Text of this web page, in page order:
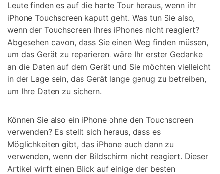
Leute finden es auf die harte Tour heraus, wenn ihr
iPhone Touchscreen kaputt geht. Was tun Sie also,
wenn der Touchscreen Ihres iPhones nicht reagiert?
Abgesehen davon, dass Sie einen Weg finden müssen,
um das Gerät zu reparieren, wäre Ihr erster Gedanke
an die Daten auf dem Gerät und Sie möchten vielleicht
in der Lage sein, das Gerät lange genug zu betreiben,
um Ihre Daten zu sichern.
Können Sie also ein iPhone ohne den Touchscreen
verwenden? Es stellt sich heraus, dass es
Möglichkeiten gibt, das iPhone auch dann zu
verwenden, wenn der Bildschirm nicht reagiert. Dieser
Artikel wirft einen Blick auf einige der besten